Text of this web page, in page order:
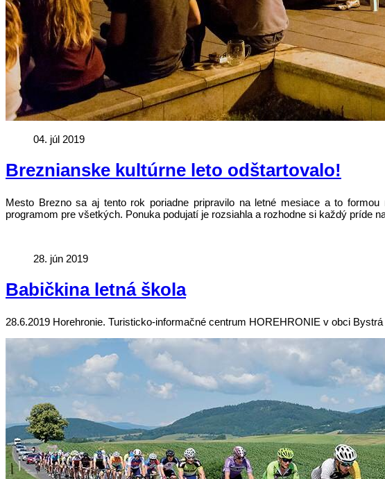
04. júl 2019
Breznianske kultúrne leto odštartovalo!
Mesto Brezno sa aj tento rok poriadne pripravilo na letné mesiace a to
programom pre všetkých. Ponuka podujatí je rozsiahla a rozhodne si každý príde
28. jún 2019
Babičkina letná škola
28.6.2019 Horehronie. Turisticko-informačné centrum HOREHRONIE v obci